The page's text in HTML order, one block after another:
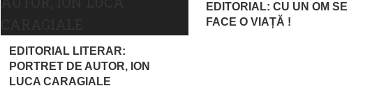
EDITORIAL LITERAR:
PORTRET DE AUTOR, ION
LUCA CARAGIALE
EDITORIAL: CU UN OM SE
FACE O VIAȚĂ !